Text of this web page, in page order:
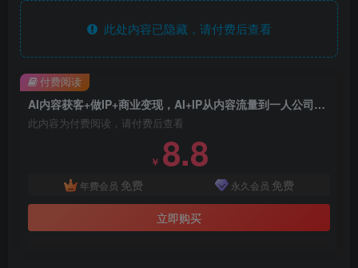
此处内容已隐藏，请付费后查看
AI内容获客+做IP+商业变现，AI+IP从内容流量到一人公司商业化（完结）
此内容为付费阅读，请付费后查看
￥ 8.8
年费会员 免费 永久会员 免费
立即购买
付费阅读